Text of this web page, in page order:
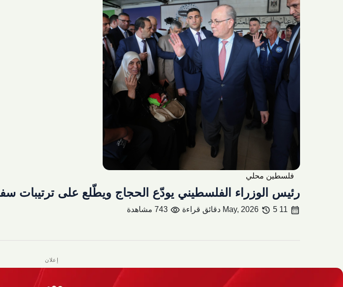
فلسطين محلي
رئيس الوزراء الفلسطيني يودّع الحجاج ويطّلع على ترتيبات
calendar_month
11 May, 2026
history 5 دقائق قراءة visibility 743 مشاهدة
إعلان